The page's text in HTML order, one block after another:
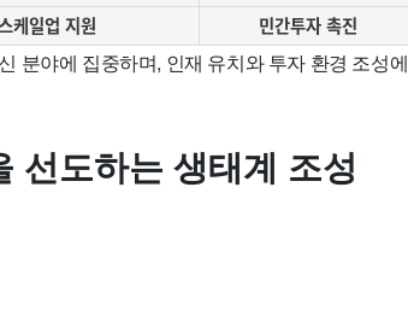
케일업 지원 민간투자 촉진
분야에 집중하며, 인재 유치와 투자 환경 조성에
선도하는 생태계 조성